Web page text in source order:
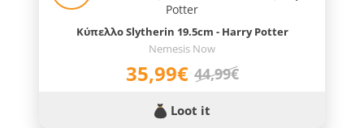
Κύπελλο Slytherin 19.5cm - Harry Potter
Nemesis Now
35,99€ 44,99€
Loot it